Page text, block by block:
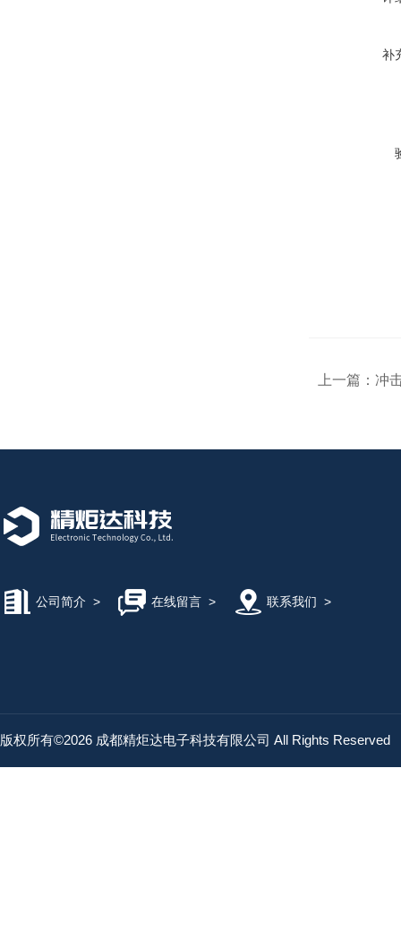
补
上一篇： 冲
公司简介 > 在线留言> 联系我们 >
版权所有©2026 成都精炬达电子科技有限公司 All Rights Reserved